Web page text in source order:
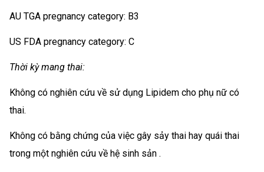
AU TGA pregnancy category: B3
US FDA pregnancy category: C
Thời kỳ mang thai:
Không có nghiên cứu về sử dụng Lipidem cho phụ nữ có
thai.
Không có bằng chứng của việc gây sảy thai hay quái thai
trong một nghiên cứu về hệ sinh sản .